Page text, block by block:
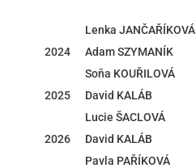
Lenka JANČAŘÍKOVÁ
2024
Adam SZYMANÍK
Soňa KOUŘILOVÁ
2025
David KALÁB
Lucie ŠACLOVÁ
2026
David KALÁB
Pavla PAŘÍKOVÁ